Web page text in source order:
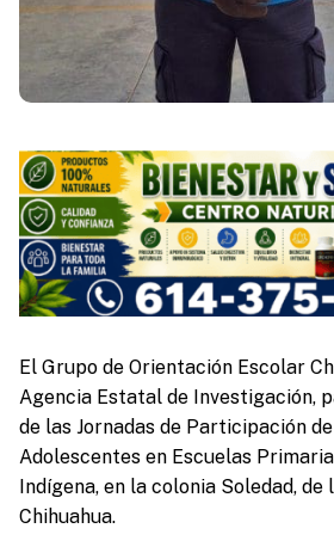
El Grupo de Orientación Escolar
Agencia Estatal de Investigación,
de las Jornadas de Participación
Adolescentes en Escuelas
Indígena, en la colonia Soledad, de
Chihuahua.